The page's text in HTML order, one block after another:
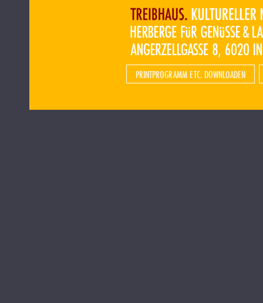
PRINTPROGRAMM ETC. DOWNLOADEN